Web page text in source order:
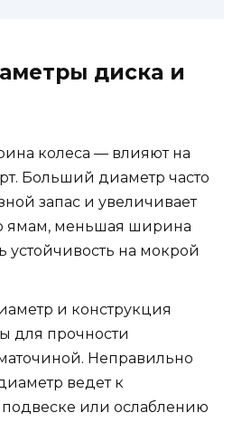
диска и
колеса — влияют на
Больший диаметр часто
запас и увеличивает
ямам, меньшая ширина
устойчивость на мокрой
и конструкция
для прочности
Неправильно
ведет к
или ослаблению